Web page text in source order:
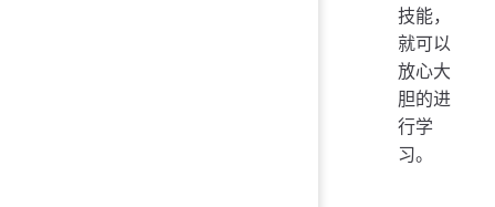
技能，
就可以
放心大
胆的进
行学
习。